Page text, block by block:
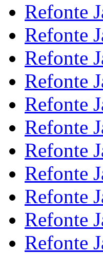
Refonte
Refonte
Refonte
Refonte
Refonte
Refonte
Refonte
Refonte
Refonte
Refonte
Refonte